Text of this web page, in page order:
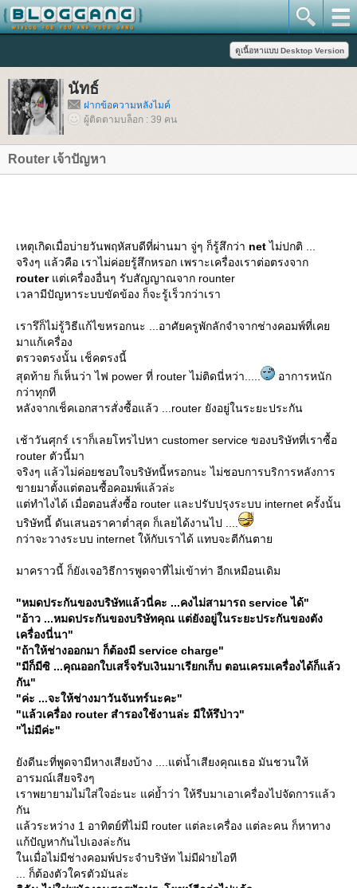
นัทธ์
ฝากข้อความหลังไมค์
ผู้ติดตามบล็อก : 39 คน
Router เจ้าปัญหา
เหตุเกิดเมื่อบ่ายวันพฤหัสบดีที่ผ่านมา จู่ๆ ก็รู้สึกว่า netไม่ปกติ ...
จริงๆ แล้วคือ เราไม่ค่อยรู้สึกหรอก เพราะเครื่องเราต่อตรงจาก
routerต่เครื่องอื่นๆ รับสัญญาณจาก rounter
เวลามีปัญหาระบบขัดข้อง ก็จะรู้เร็วกว่าเรา
เรารึก็ไม่รู้วิธีแก้ไขหรอกนะ ...อาศัยครูพักลักจำจากช่างคอมพ์ที่เค
มาแก้เครื่อง
ตรวจตรงนั้น เช็คตรงนี้
สุดท้าย ก็เห็นว่า ไฟ power ที่ router ไม่ติดนี่หว่า.....
อาการหนัก
กว่าทุกที
หลังจากเช็คเอกสารสั่งซื้อแล้ว ...router ยังอยู่ในระยะประกัน
เช้าวันศุกร์ เราก็เลยโทรไปหา customer service ของบริษัทที่เราซื้อ
router ตัวนี้มา
จริงๆ แล้วไม่ค่อยชอบใจบริษัทนี้หรอกนะ ไม่ชอบการบริการหลังการ
ขายมาตั้งแต่ตอนซื้อคอมพ์แล้วล่ะ
ต่ทำไงได้ เมื่อตอนสั่งซื้อ router และปรับปรุงระบบ internet ครั้งนั้น
บริษัทนี้ ดันเสนอราคาต่ำสุด ก็เลยได้งานไป ....
กว่าจะวางระบบ internet ให้กับเราได้ แทบจะตีกันตา
มาคราวนี้ ก็ยังเจอวิธีการพูดจาที่ไม่เข้าท่า อีกเหมือนเดิม
"หมดประกันของบริษัทแล้วนี่คะ ...คงไม่สามารถ service ได้"
"อ้าว ...หมดประกันของบริษัทคุณ แต่ยังอยู่ในระยะประกันของตัง
เครื่องนี่นา"
"ถ้าให้ช่างออกมา ก็ต้องมี service charge"
"มีก็มีซิ ...คุณออกใบเสร็จรับเงินมาเรียกเก็บ ตอนเครมเครื่องได้ก็แล้ว
กัน"
"ค่ะ ...จะให้ช่างมาวันจันทร์นะคะ"
"แล้วเครื่อง router สำรองใช้งานล่ะ มีให้รึป่าว"
"ไม่มีค่ะ"
ังดีนะที่พูดจามีหางเสียงบ้าง ....แต่น้ำเสียงคุณเธอ มันชวนให้
อารมณ์เสียจริงๆ
เราพยายามไม่ใส่ใจอ่ะนะ แค่ย้ำว่า ให้รีบมาเอาเครื่องไปจัดการแล้ว
กัน
ล้วระหว่าง 1 อาทิตย์ที่ไม่มี router แต่ละเครื่อง แต่ละคน ก็หาทาง
ก้ปัญหากันไปเองล่ะกัน
นเมื่อไม่มีช่างคอมพ์ประจำบริษัท ไม่มีฝ่ายไอที
... ก็ต้องตัวใครตัวมันล่ะ